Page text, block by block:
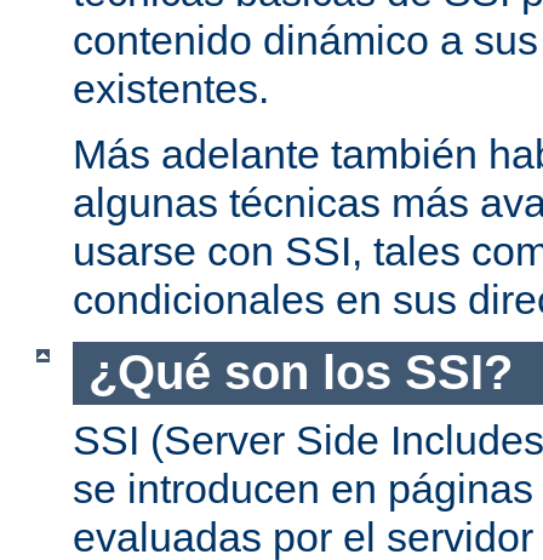
contenido dinámico a
existentes.
Más adelante también
algunas técnicas más
usarse con SSI, tales
condicionales en sus
¿Qué son los SSI?
SSI (Server Side
se introducen en
evaluadas por el